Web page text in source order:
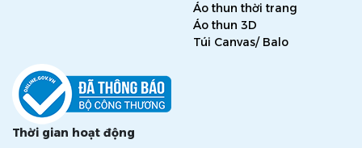
Áo thun thời trang
Áo thun 3D
Túi Canvas/ Balo
Thời gian hoạt động